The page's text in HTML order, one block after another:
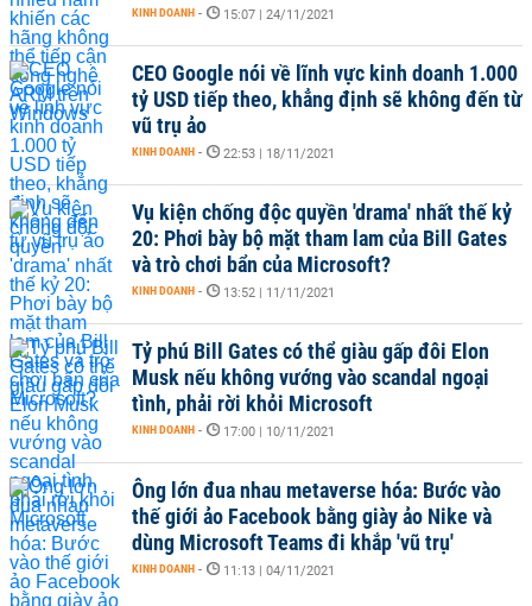
KINH DOANH - 15:07 | 24/11/2021
CEO Google nói về lĩnh vực kinh doanh 1.000
tỷ USD tiếp theo, khẳng định sẽ không đến từ
vũ trụ ảo
KINH DOANH - 22:53 | 18/11/2021
Vụ kiện chống độc quyền 'drama' nhất thế kỷ
20: Phơi bày bộ mặt tham lam của Bill Gates
và trò chơi bẩn của Microsoft?
KINH DOANH - 13:52 | 11/11/2021
Tỷ phú Bill Gates có thể giàu gấp đôi Elon
Musk nếu không vướng vào scandal ngoại
tình, phải rời khỏi Microsoft
KINH DOANH - 17:00 | 10/11/2021
Ông lớn đua nhau metaverse hóa: Bước vào
thế giới ảo Facebook bằng giày ảo Nike và
dùng Microsoft Teams đi khắp 'vũ trụ'
KINH DOANH - 11:13 | 04/11/2021